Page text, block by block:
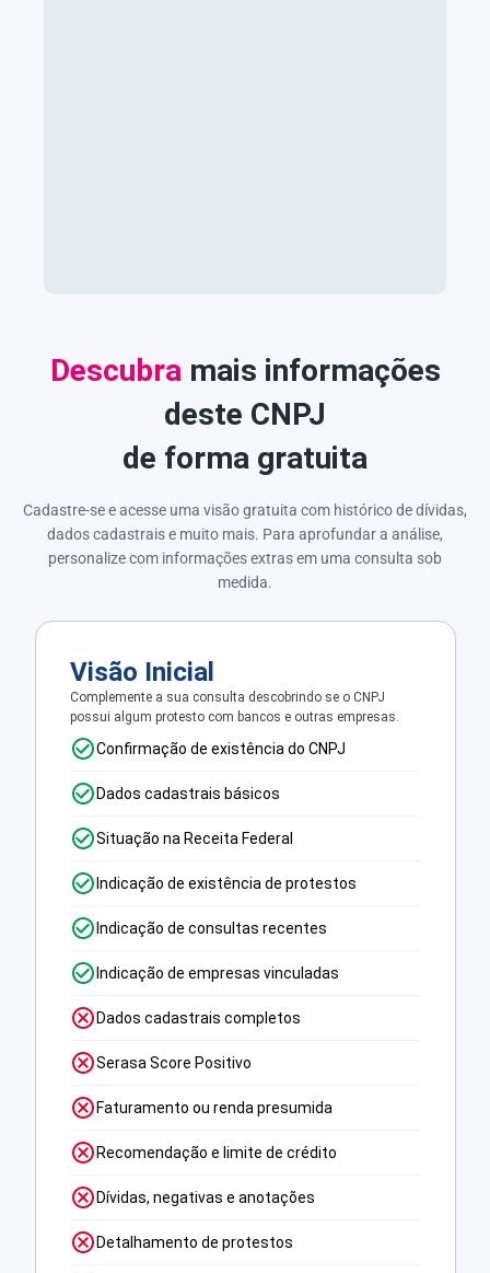
Descubramais informações
deste CNPJ
de forma gratuita
Cadastre-se e acesse uma visão gratuita com histórico de dívidas,
dados cadastrais e muito mais. Para aprofundar a análise,
personalize com informações extras em uma consulta sob
medida.
Visão Inicial
Complemente a sua consulta descobrindo se o CNPJ
possui algum protesto com bancos e outras empresas.
Confirmação de existência do CNPJ
Dados cadastrais básicos
Situação na Receita Federal
Indicação de existência de protestos
Indicação de consultas recentes
Indicação de empresas vinculadas
Dados cadastrais completos
Serasa Score Positivo
Faturamento ou renda presumida
Recomendação e limite de crédito
Dívidas, negativas e anotações
Detalhamento de protestos